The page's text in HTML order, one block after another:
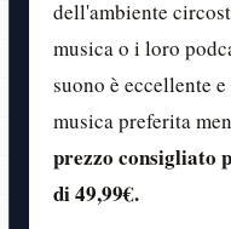
dell'ambiente
musica o i loro
suono è eccellente
musica preferita
prezzo consigliato
di 49,99€.